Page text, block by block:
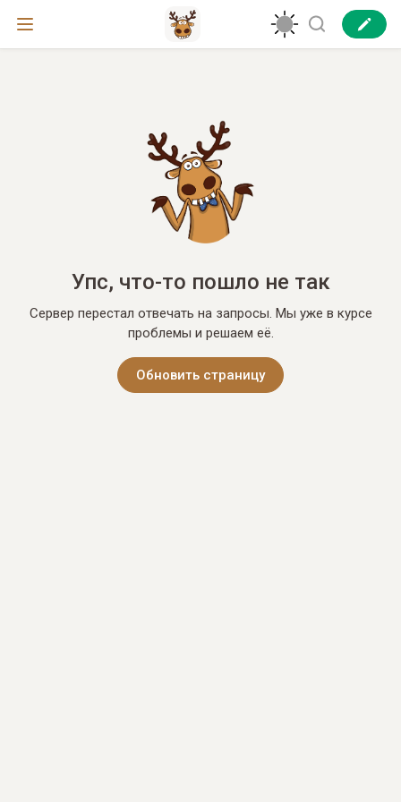
Упс, что-то пошло не так
Сервер перестал отвечать на запросы. Мы уже в курсе
проблемы и решаем её.
Обновить страницу